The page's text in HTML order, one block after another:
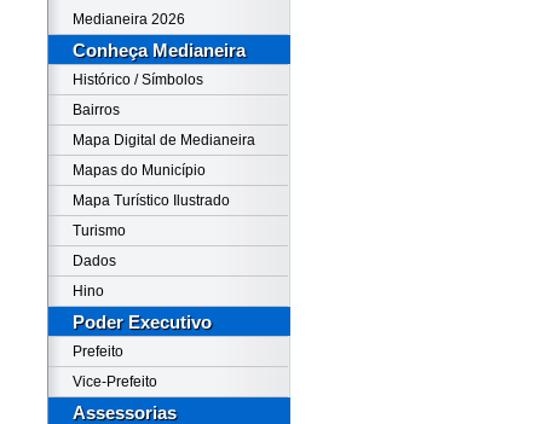
Medianeira 2026
Conheça Medianeira
Histórico / Símbolos
Bairros
Mapa Digital de Medianeira
Mapas do Município
Mapa Turístico Ilustrado
Turismo
Dados
Hino
Poder Executivo
Prefeito
Vice-Prefeito
Assessorias